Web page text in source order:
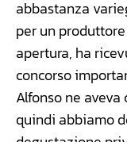
abbastanza
per un
apertura, ha
concorso
Alfonso ne
quindi abbiamo